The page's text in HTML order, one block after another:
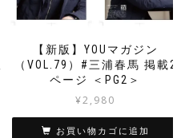
【新版】YOUマガジン
（VOL.79）#三浦春馬 掲載2
ページ ＜PG2＞
¥2,980
お買い物カゴに追加